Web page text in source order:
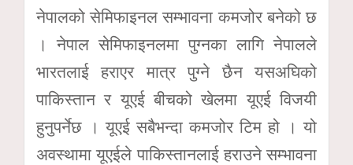
नेपालको सेमिफाइनल सम्भावना कमजोर बनेको छ
। नेपाल सेमिफाइनलमा पुग्नका लागि नेपालले
भारतलाई हराएर मात्र पुग्ने छैन यसअघिको
पाकिस्तान र यूएई बीचको खेलमा यूएई विजयी
हुनुपर्नेछ । यूएई सबैभन्दा कमजोर टिम हो । यो
अवस्थामा यूएईले पाकिस्तानलाई हराउने सम्भावना